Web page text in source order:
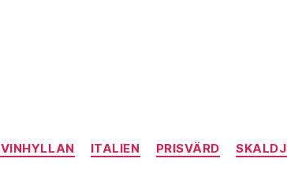
Kategorier
ITALIEN PRISVÄRD